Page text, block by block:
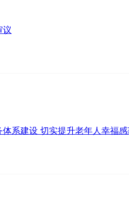
议
系建设 切实提升老年人幸福